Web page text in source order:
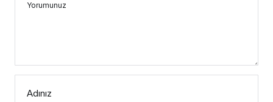
Yorumunuz
Adınız